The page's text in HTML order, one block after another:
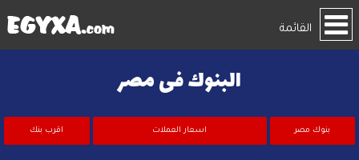
القائمة
البنوك فى مصر
بنوك مصر اسعار العملات اقرب بنك